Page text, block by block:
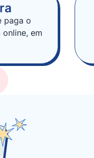
paga o
em